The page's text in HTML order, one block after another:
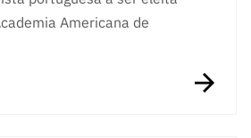
Americana de